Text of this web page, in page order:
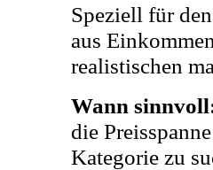
Speziell für
aus
realistischen
Wann
die
Kategorie zu